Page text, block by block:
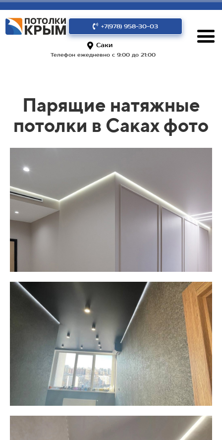
+7(978) 958-30-03
Саки
Телефон ежедневно с 9:00 до 21:00
Парящие натяжные
потолки в Саках фото